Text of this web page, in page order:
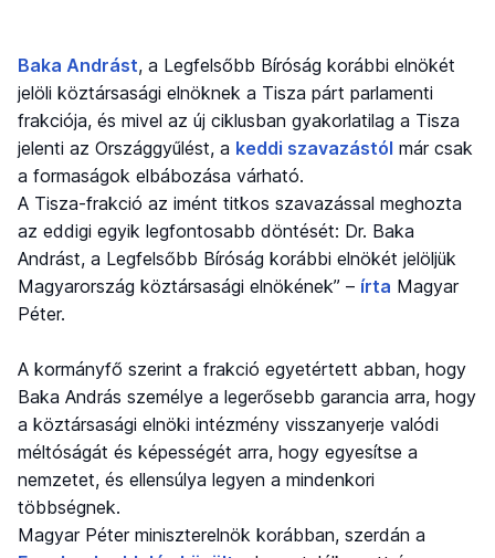
Baka Andrást, a Legfelsőbb Bíróság korábbi elnökét
jelöli köztársasági elnöknek a Tisza párt parlamenti
frakciója, és mivel az új ciklusban gyakorlatilag a Tisza
jelenti az Országgyűlést, a keddi szavazástól már csak
a formaságok elbábozása várható.
A Tisza-frakció az imént titkos szavazással meghozta
az eddigi egyik legfontosabb döntését: Dr. Baka
Andrást, a Legfelsőbb Bíróság korábbi elnökét jelöljük
Magyarország köztársasági elnökének” – írta Magyar
Péter.
A kormányfő szerint a frakció egyetértett abban, hogy
Baka András személye a legerősebb garancia arra, hogy
a köztársasági elnöki intézmény visszanyerje valódi
méltóságát és képességét arra, hogy egyesítse a
nemzetet, és ellensúlya legyen a mindenkori
többségnek.
Magyar Péter miniszterelnök korábban, szerdán a